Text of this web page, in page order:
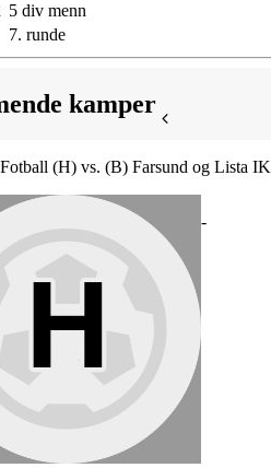
5 div menn
7. runde
kamper
(H) vs. (B) Farsund og Lista IK
-